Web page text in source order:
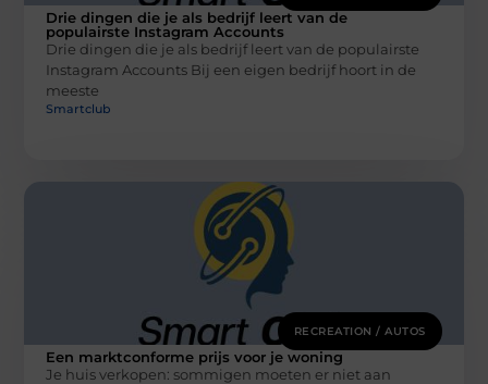
Drie dingen die je als bedrijf leert van de
populairste Instagram Accounts
Drie dingen die je als bedrijf leert van de populairste
Instagram Accounts Bij een eigen bedrijf hoort in de
meeste
Smartclub
RECREATION / AUTOS
Een marktconforme prijs voor je woning
Je huis verkopen: sommigen moeten er niet aan